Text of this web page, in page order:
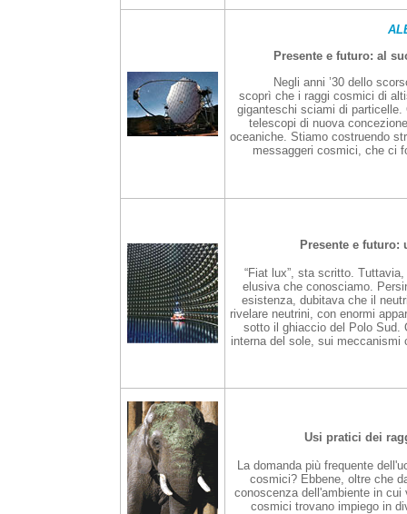
Presente e futuro: al
Negli anni ’30 dello
scoprì che i raggi cosmici di
giganteschi sciami di
telescopi di nuova
oceaniche. Stiamo costruendo
messaggeri cosmici, che ci
Presente e
“Fiat lux”, sta scritto.
elusiva che conosciamo.
esistenza, dubitava che il
rivelare neutrini, con enormi
sotto il ghiaccio del Polo Sud.
interna del sole, sui meccanismi
Usi pratici dei
La domanda più frequente
cosmici? Ebbene, oltre che
conoscenza dell'ambiente in
cosmici trovano impiego in